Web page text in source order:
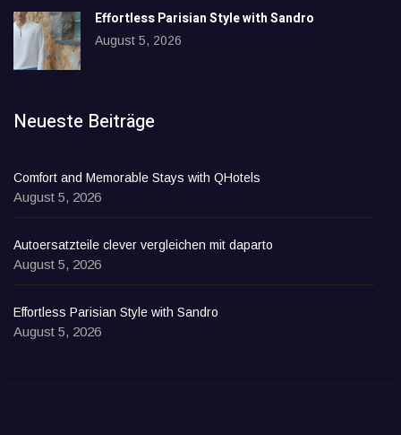
Effortless Parisian Style with Sandro
August 5, 2026
Neueste Beiträge
Comfort and Memorable Stays with QHotels
August 5, 2026
Autoersatzteile clever vergleichen mit daparto
August 5, 2026
Effortless Parisian Style with Sandro
August 5, 2026